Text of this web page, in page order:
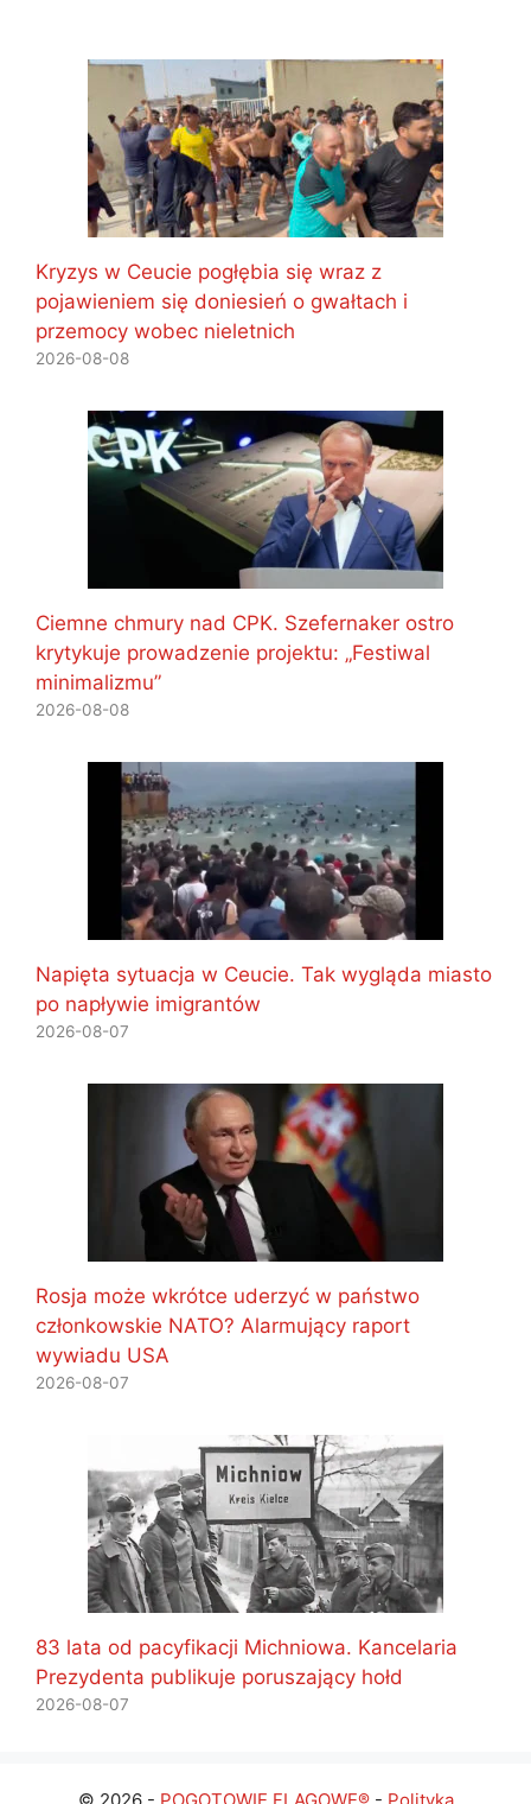
Kryzys w Ceucie pogłębia się wraz z
pojawieniem się doniesień o gwałtach i
przemocy wobec nieletnich
2026-08-08
Ciemne chmury nad CPK. Szefernaker ostro
krytykuje prowadzenie projektu: „Festiwal
minimalizmu”
2026-08-08
Napięta sytuacja w Ceucie. Tak wygląda miasto
po napływie imigrantów
2026-08-07
Rosja może wkrótce uderzyć w państwo
członkowskie NATO? Alarmujący raport
wywiadu USA
2026-08-07
83 lata od pacyfikacji Michniowa. Kancelaria
Prezydenta publikuje poruszający hołd
2026-08-07